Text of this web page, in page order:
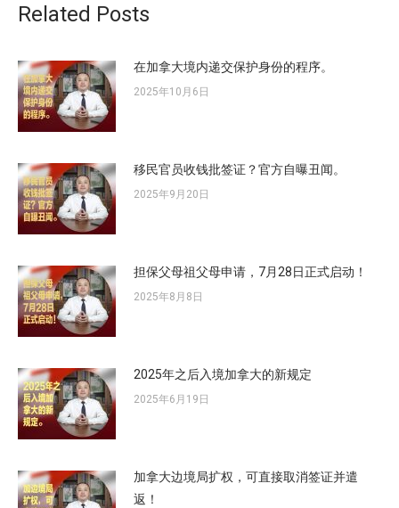
Related Posts
在加拿大境内递交保护身份的程序。
2025年10月6日
移民官员收钱批签证？官方自曝丑闻。
2025年9月20日
担保父母祖父母申请，7月28日正式启动！
2025年8月8日
2025年之后入境加拿大的新规定
2025年6月19日
加拿大边境局扩权，可直接取消签证并遣
返！